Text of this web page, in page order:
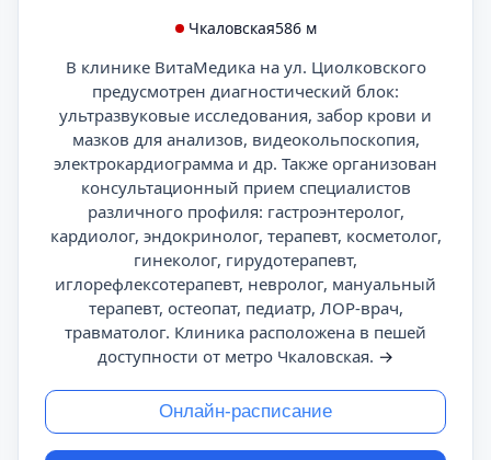
Чкаловская586 м
В клинике ВитаМедика на ул. Циолковского
предусмотрен диагностический блок:
ультразвуковые исследования, забор крови и
мазков для анализов, видеокольпоскопия,
электрокардиограмма и др. Также организован
консультационный прием специалистов
различного профиля: гастроэнтеролог,
кардиолог, эндокринолог, терапевт, косметолог,
гинеколог, гирудотерапевт,
иглорефлексотерапевт, невролог, мануальный
терапевт, остеопат, педиатр, ЛОР-врач,
травматолог. Клиника расположена в пешей
доступности от метро Чкаловская. →
Онлайн-расписание